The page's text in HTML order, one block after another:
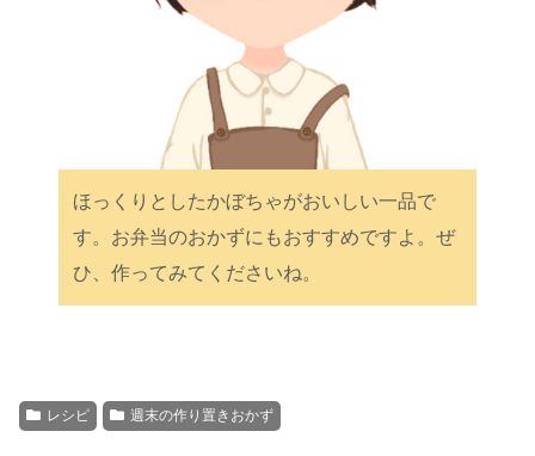
ほっくりとしたかぼちゃがおいしい一品で
す。お弁当のおかずにもおすすめですよ。ぜ
ひ、作ってみてくださいね。
レシピ 週末の作り置きおかず